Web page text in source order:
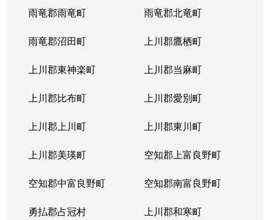
雨竜郡雨竜町 雨竜郡北竜町
雨竜郡沼田町 上川郡鷹栖町
上川郡東神楽町 上川郡当麻町
上川郡比布町 上川郡愛別町
上川郡上川町 上川郡東川町
上川郡美瑛町 空知郡上富良野町
空知郡中富良野町 空知郡南富良野町
勇払郡占冠村 上川郡和寒町